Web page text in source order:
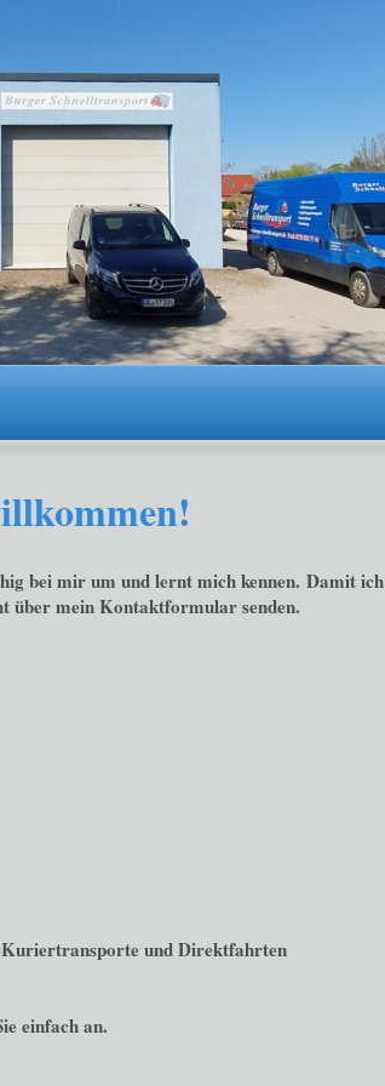
bei mir um und lernt mich kennen. Damit
über mein Kontaktformular senden.
Kuriertransporte und Direktfahrten
einfach an.